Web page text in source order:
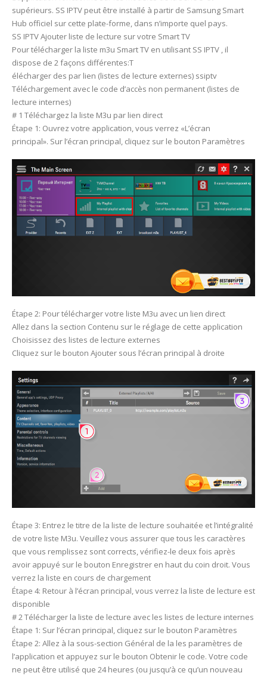
supérieurs. SS IPTV peut être installé à partir de Samsung Smart
Hub officiel sur cette plate-forme, dans n’importe quel pays.
SS IPTV Ajouter liste de lecture sur votre Smart TV
Pour télécharger la liste m3u Smart TV en utilisant SS IPTV , il
dispose de 2 façons différentes:T
élécharger des par lien (listes de lecture externes) ssiptv
Téléchargement avec le code d’accès non permanent (listes de
lecture internes)
# 1 Téléchargez la liste M3u par lien direct
Étape 1: Ouvrez votre application, vous verrez «L’écran
principal». Sur l’écran principal, cliquez sur le bouton Paramètres
Étape 2: Pour télécharger votre liste M3u avec un lien direct
Allez dans la section Contenu sur le réglage de cette application
Choisissez des listes de lecture externes
Cliquez sur le bouton Ajouter sous l’écran principal à droite
Étape 3: Entrez le titre de la liste de lecture souhaitée et l’intégralité
de votre liste M3u. Veuillez vous assurer que tous les caractères
que vous remplissez sont corrects, vérifiez-le deux fois après
avoir appuyé sur le bouton Enregistrer en haut du coin droit. Vous
verrez la liste en cours de chargement
Étape 4: Retour à l’écran principal, vous verrez la liste de lecture est
disponible
# 2 Télécharger la liste de lecture avec les listes de lecture internes
Étape 1: Sur l’écran principal, cliquez sur le bouton Paramètres
Étape 2: Allez à la sous-section Général de la les paramètres de
l’application et appuyez sur le bouton Obtenir le code. Votre code
ne peut être utilisé que 24 heures (ou jusqu’à ce qu’un nouveau